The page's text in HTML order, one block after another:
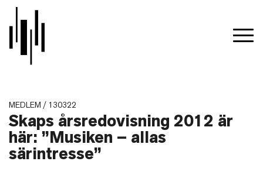
MEDLEM / 130322
Skaps årsredovisning 2012 är
här: ”Musiken – allas
särintresse”